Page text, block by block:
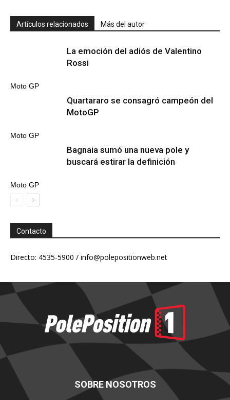
Artículos relacionados Más del autor
Moto GP
La emoción del adiós de Valentino
Rossi
Moto GP
Quartararo se consagró campeón del
MotoGP
Moto GP
Bagnaia sumó una nueva pole y
buscará estirar la definición
Contacto
Directo: 4535-5900 / info@polepositionweb.net
SOBRE NOSOTROS